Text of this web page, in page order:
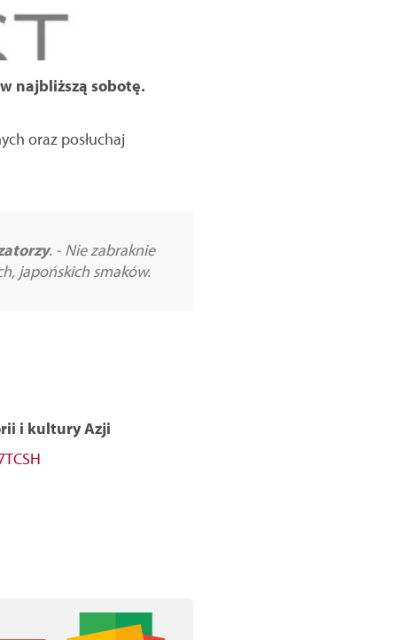
najbliższą sobotę.
oraz posłuchaj
. - Nie zabraknie
japońskich smaków.
i kultury Azji